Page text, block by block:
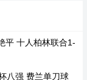
平 十人柏林联合1-
八强 费兰单刀球